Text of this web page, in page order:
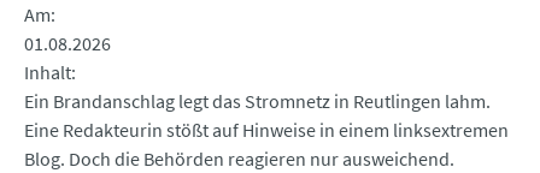
Am
01.08.2026
Inhalt
Ein Brandanschlag legt das Stromnetz in Reutlingen lahm.
Eine Redakteurin stößt auf Hinweise in einem linksextremen
Blog. Doch die Behörden reagieren nur ausweichend.